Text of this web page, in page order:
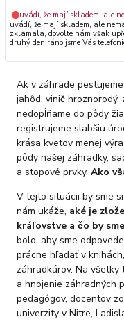
− uvádí, že mají skladem, ale
uvádí, že mají skladem, ale nemají Dobrý den, mrzí nás, že Vás tato
zklamala, dovolte nám však
druhý den ráno jsme Vás
dodavatele. Jelikož zboží
Zakládáme si na férovém a
okamžitou reakci, osobní
nedoporučujete. Věříme, že nám v budoucnu dáte příležitost přesvědčit Vás o
kvalitě našich služeb.
Ak v záhrade
jahôd, vinič
nedopĺňame do pôdy
registrujeme slabšiu
krása kvetov menej
pôdy našej záhradky,
a stopové prvky. Ako
V tejto situácii by sme
nám ukáže, aké je
kráľovstve a čo by
bolo, aby sme
prácne hľadať v
záhradkárov. Na
a hnojenie záhradných
pedagógov, docentov
univerzity v Nitre,